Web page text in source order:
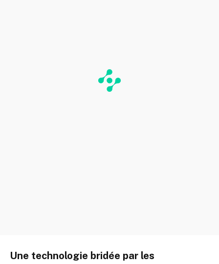
Une technologie bridée par les